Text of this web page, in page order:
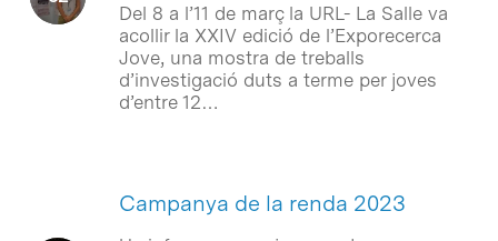
Del 8 a l’11 de març la URL- La Salle va
acollir la XXIV edició de l’Exporecerca
Jove, una mostra de treballs
d’investigació duts a terme per joves
d’entre 12…
Campanya de la renda 2023